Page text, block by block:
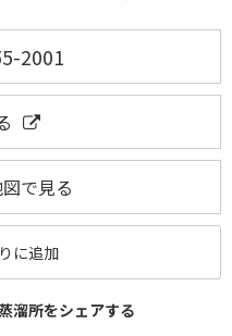
2001
で見る
に追加
溜所をシェアする